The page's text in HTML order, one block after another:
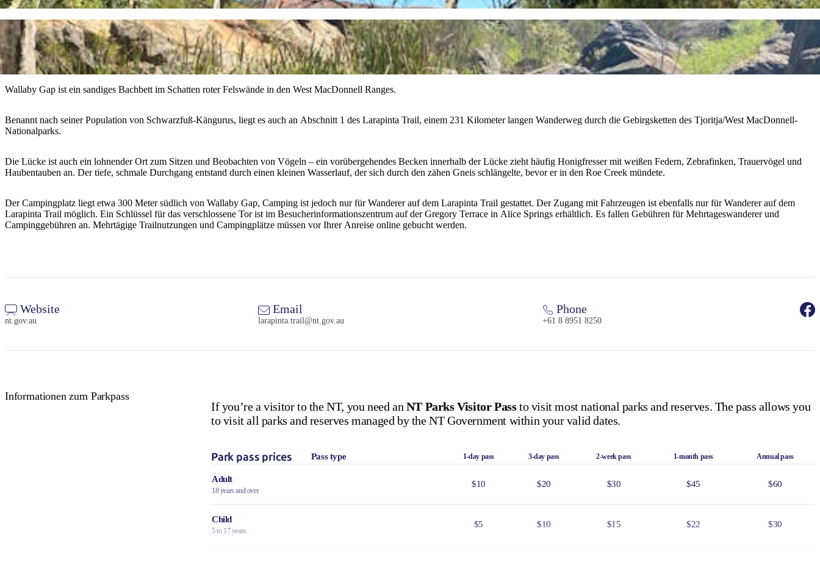
Wallaby Gap ist ein sandiges Bachbett im Schatten roter Felswände in den West MacDonnell Ranges.
Benannt nach seiner Population von Schwarzfuß-Kängurus, liegt es auch an Abschnitt 1 des Larapinta Trail, einem 231 Kilometer langen Wanderweg durch die Gebirgsketten des Tjoritja/West MacDonnell-
Nationalparks.
Die Lücke ist auch ein lohnender Ort zum Sitzen und Beobachten von Vögeln – ein vorübergehendes Becken innerhalb der Lücke zieht häufig Honigfresser mit weißen Federn, Zebrafinken, Trauervögel und
Haubentauben an. Der tiefe, schmale Durchgang entstand durch einen kleinen Wasserlauf, der sich durch den zähen Gneis schlängelte, bevor er in den Roe Creek mündete.
Der Campingplatz liegt etwa 300 Meter südlich von Wallaby Gap, Camping ist jedoch nur für Wanderer auf dem Larapinta Trail gestattet. Der Zugang mit Fahrzeugen ist ebenfalls nur für Wanderer auf dem
Larapinta Trail möglich. Ein Schlüssel für das verschlossene Tor ist im Besucherinformationszentrum auf der Gregory Terrace in Alice Springs erhältlich. Es fallen Gebühren für Mehrtageswanderer und
Campinggebühren an. Mehrtägige Trailnutzungen und Campingplätze müssen vor Ihrer Anreise online gebucht werden.
Website
nt.gov.au
Email
larapinta.trail@nt.gov.au
Phone
+61 8 8951 8250
Informationen zum Parkpass
If you’re a visitor to the NT, you need an NT Parks Visitor Passto visit most national parks and reserves. The pass allows you
to visit all parks and reserves managed by the NT Government within your valid dates.
Park pass prices Pass type 1-day pass 3-day pass 2-week pass 1-month pass Annual pass
Adult
18 years and over
$10 $20 $30 $45 $60
Child
5 to 17 years
$5 $10 $15 $22 $30